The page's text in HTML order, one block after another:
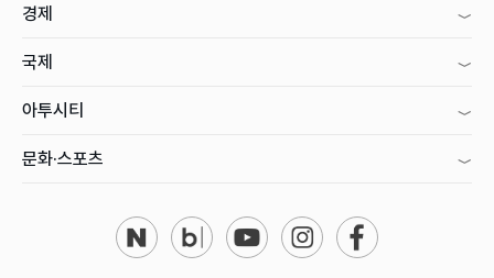
경제
국제
아투시티
문화·스포츠